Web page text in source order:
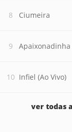
Ciumeira
Apaixonadinha
Infiel (Ao Vivo)
ver todas